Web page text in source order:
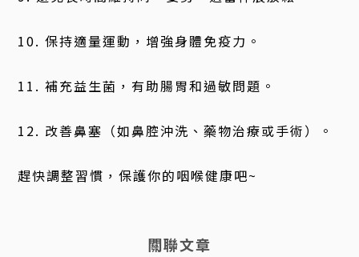
10. 保持適量運動，增強身體免疫力。
11. 補充益生菌，有助腸胃和過敏問題。
12. 改善鼻塞（如鼻腔沖洗、藥物治療或手術）。
趕快調整習慣，保護你的咽喉健康吧~
關聯文章